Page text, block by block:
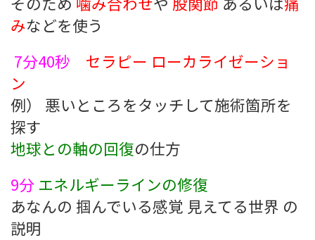
みなどを使う
7分40秒 セラピー ローカライゼーショ
ン
例） 悪いところをタッチして施術箇所を
探す
地球との軸の回復の仕方
9分 エネルギーラインの修復
あなんの 掴んでいる感覚 見えてる世界 の
説明